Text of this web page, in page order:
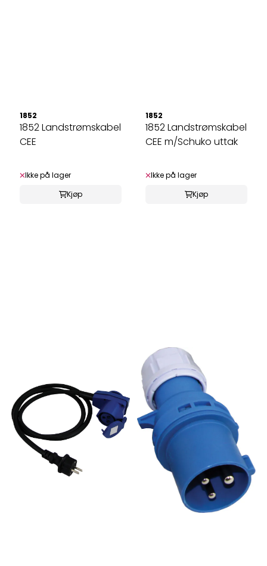
1852
1852 Landstrømskabel
CEE
Ikke på lager
Kjøp
1852
1852 Landstrømskabel
CEE m/Schuko uttak
Ikke på lager
Kjøp